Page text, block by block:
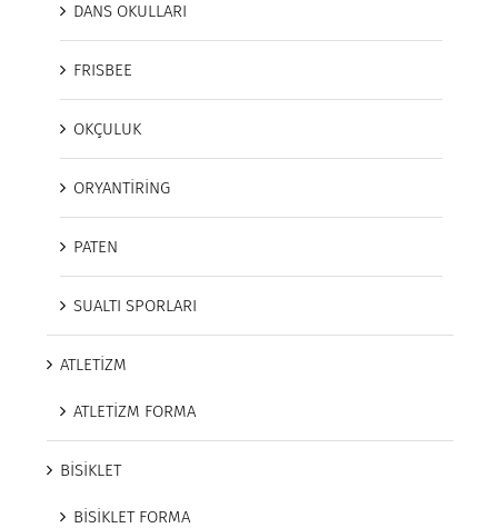
DANS OKULLARI
FRISBEE
OKÇULUK
ORYANTİRİNG
PATEN
SUALTI SPORLARI
ATLETİZM
ATLETİZM FORMA
BİSİKLET
BİSİKLET FORMA